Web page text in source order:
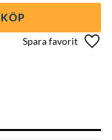
KÖP